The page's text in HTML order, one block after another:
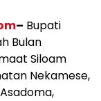
– Bupati
Bulan
Siloam
Nekamese,